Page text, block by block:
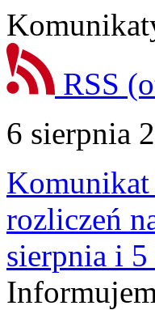
RSS
6 sierpnia
Komunikat
rozliczeń
sierpnia i